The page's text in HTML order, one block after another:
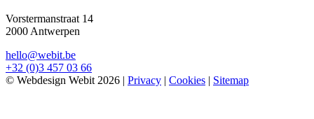
Vorstermanstraat 14
2000 Antwerpen
hello@webit.be
+32 (0)3 457 03 66
© Webdesign Webit 2026 | Privacy | Cookies | Sitemap